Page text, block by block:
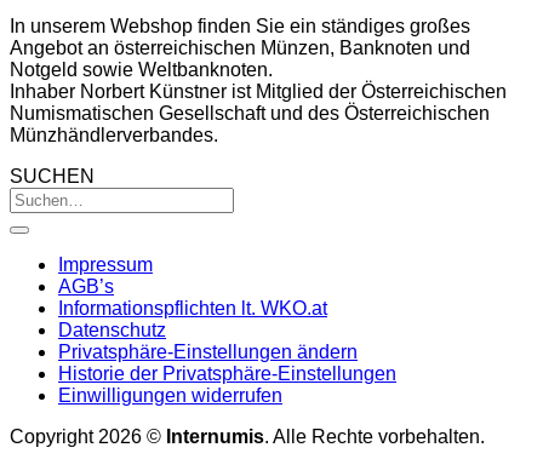
In unserem Webshop finden Sie ein ständiges großes
Angebot an österreichischen Münzen, Banknoten und
Notgeld sowie Weltbanknoten.
Inhaber Norbert Künstner ist Mitglied der Österreichischen
Numismatischen Gesellschaft und des Österreichischen
Münzhändlerverbandes.
SUCHEN
Impressum
AGB’s
Informationspflichten lt. WKO.at
Datenschutz
Privatsphäre-Einstellungen ändern
Historie der Privatsphäre-Einstellungen
Einwilligungen widerrufen
Copyright 2026 © Internumis. Alle Rechte vorbehalten.